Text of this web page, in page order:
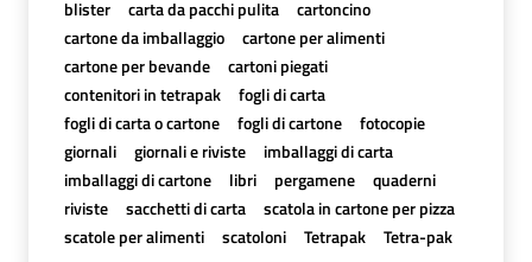
blister carta da pacchi pulita
cartoncino
cartone da imballaggio
cartone per alimenti
cartone per bevande
cartoni piegati
contenitori in tetrapak
fogli di carta
fogli di carta o cartone
fogli di cartone
fotocopie
giornali
giornali e riviste
imballaggi di carta
imballaggi di cartone
libri pergamene
quaderni
riviste
sacchetti di carta
scatola in cartone per pizza
scatole per alimenti
scatoloni Tetrapak Tetra-pak